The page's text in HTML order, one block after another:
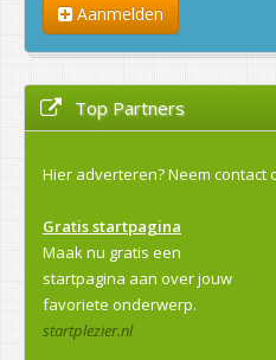
Aanmelden
Top Partners
Hier adverteren?Neem contact
Gratis startpagina
Maak nu gratis een
startpagina aan over jouw
favoriete onderwerp.
startplezier.nl